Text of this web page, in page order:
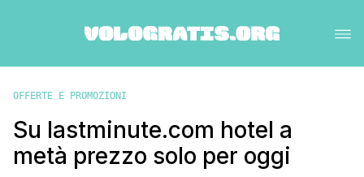
OFFERTE E PROMOZIONI
Su lastminute.com hotel a
metà prezzo solo per oggi